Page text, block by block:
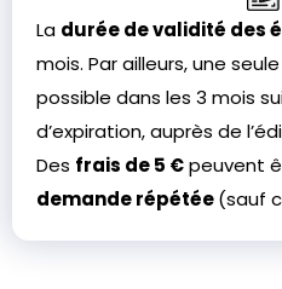
La durée de validité des
mois. Par ailleurs, une
possible dans les 3 mois
d’expiration, auprès de
Des frais de 5 €peuvent
demande répétée(sauf